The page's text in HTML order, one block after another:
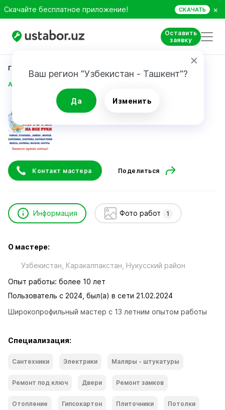
Скачайте бесплатное приложение! СКАЧАТЬ ×
Оставить
заявку
Ваш регион "Узбекистан - Ташкент"?
Да Изменить
Главная
Аяпов Мухаммеддин
Аяпов Мухаммеддин
Контакт мастера Поделиться
Информация Фото работ 1
О мастере:
Узбекистан, Каракалпакcтан, Нукусский район
Опыт работы: более 10 лет
Пользователь с 2024, был(а) в сети 21.02.2024
Широкопрофильный мастер с 13 летним опытом работы
Специализация:
Сантехники Электрики Маляры - штукатуры
Ремонт под ключ Двери Ремонт замков
Отопление Гипсокартон Плиточники Потолки